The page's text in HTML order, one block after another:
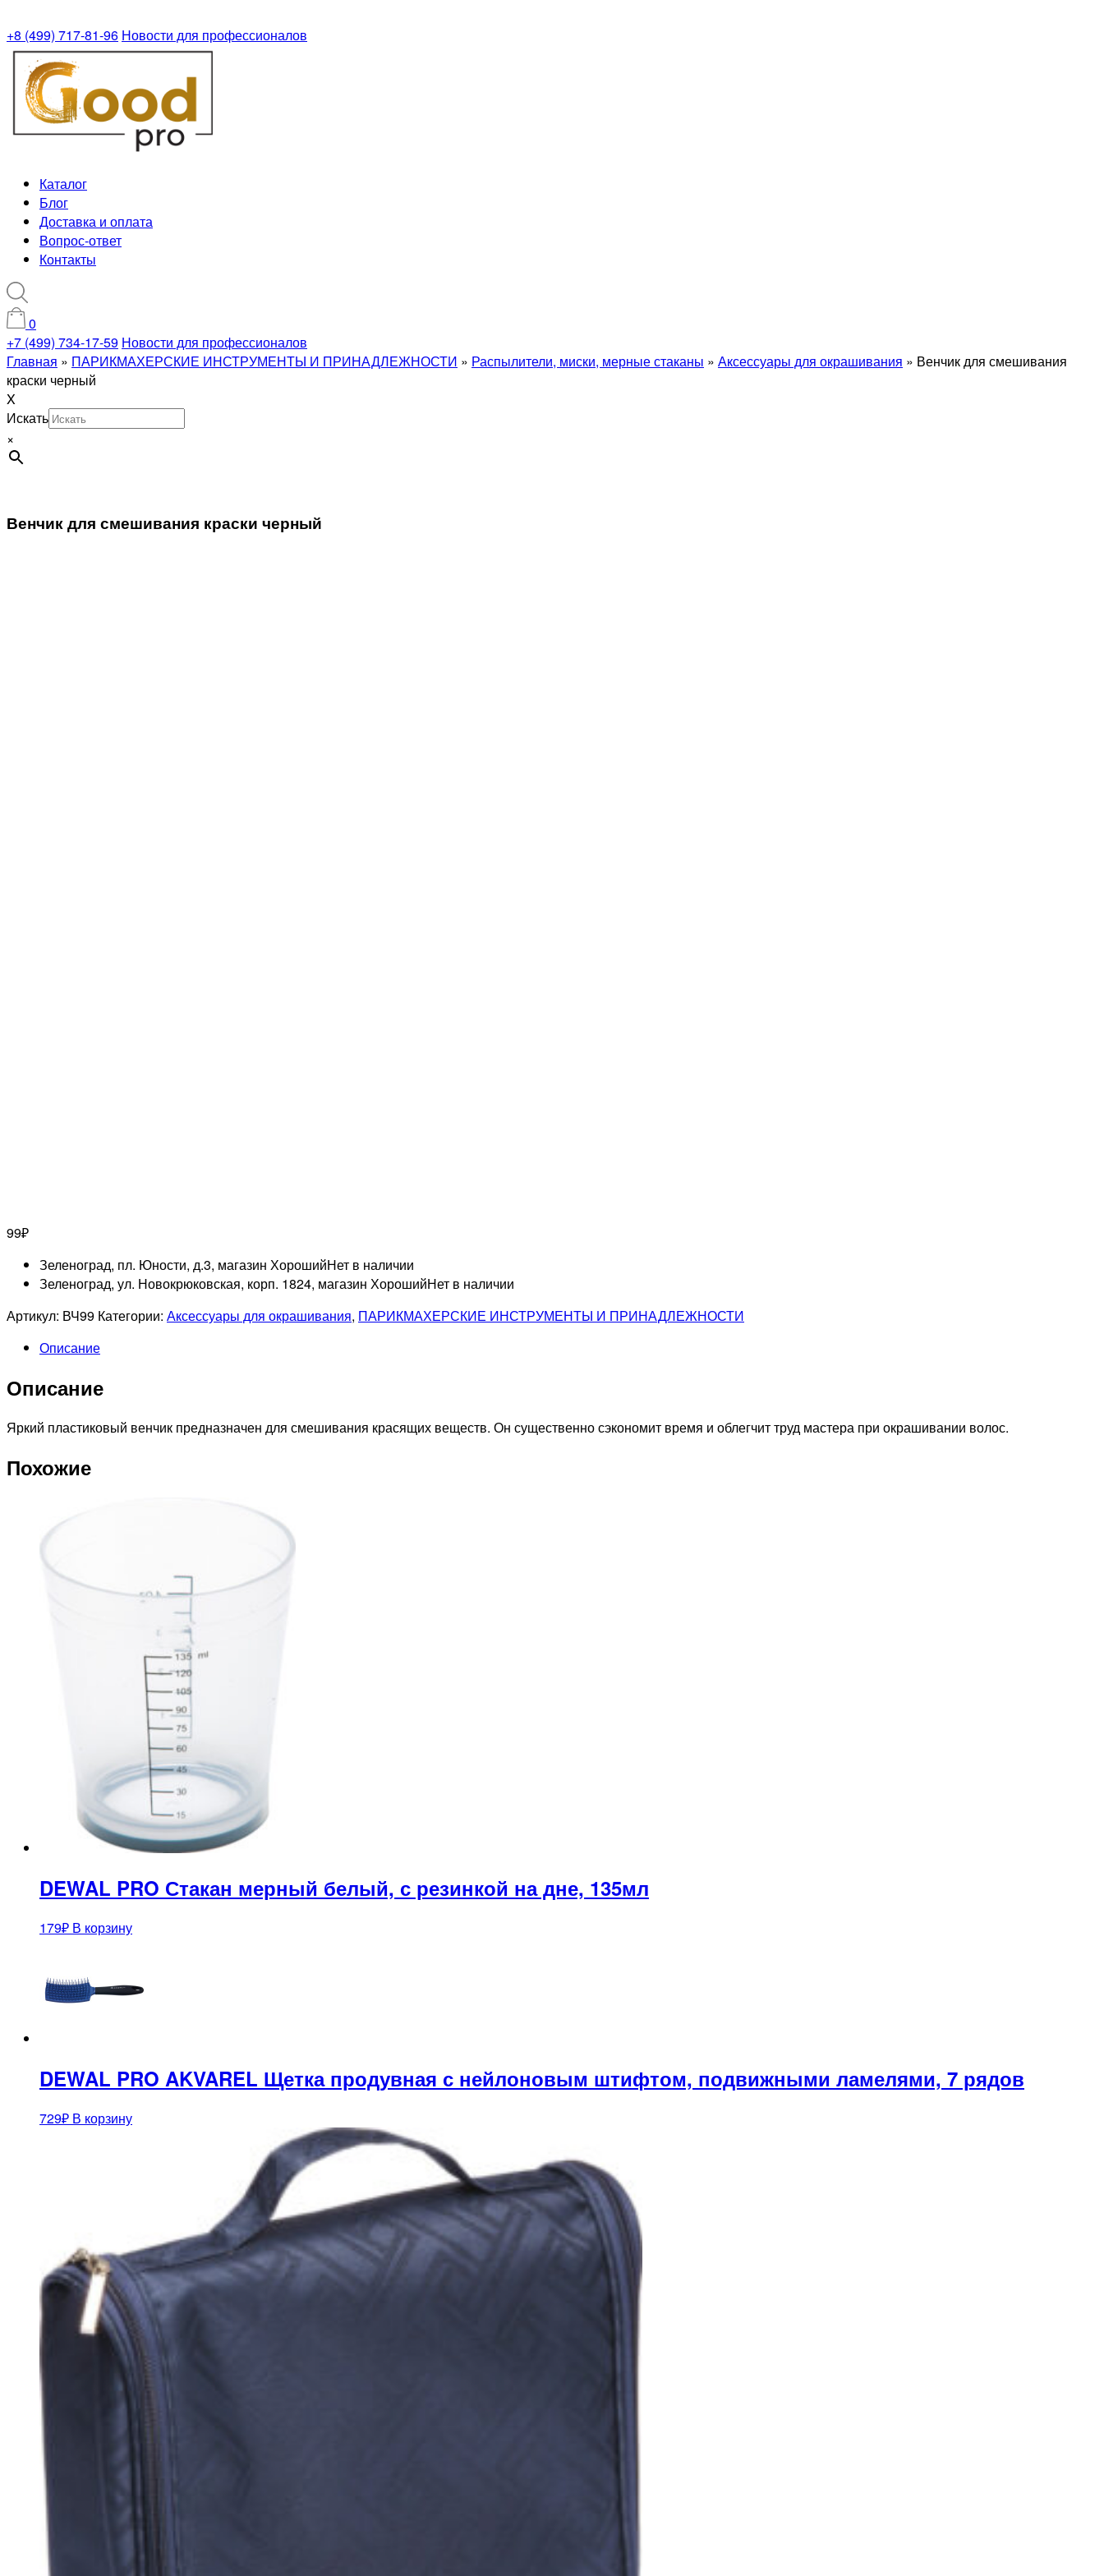
+8 (499) 717-81-96 Новости для профессионалов
Каталог
Блог
Доставка и оплата
Вопрос-ответ
Контакты
0
+7 (499) 734-17-59 Новости для профессионалов
Главная » ПАРИКМАХЕРСКИЕ ИНСТРУМЕНТЫ И ПРИНАДЛЕЖНОСТИ » Распылители, миски, мерные стаканы » Аксессуары для окрашивания » Венчик для смешивания
краски черный
X
Искать
×
Венчик для смешивания краски черный
99₽
Зеленоград, пл. Юности, д.3, магазин ХорошийНет в наличии
Зеленоград, ул. Новокрюковская, корп. 1824, магазин ХорошийНет в наличии
Артикул: ВЧ99 Категории: Аксессуары для окрашивания, ПАРИКМАХЕРСКИЕ ИНСТРУМЕНТЫ И ПРИНАДЛЕЖНОСТИ
Описание
Описание
Яркий пластиковый венчик предназначен для смешивания красящих веществ. Он существенно сэкономит время и облегчит труд мастера при окрашивании волос.
Похожие
DEWAL PRO Стакан мерный белый, с резинкой на дне, 135мл
179₽ В корзину
DEWAL PRO AKVAREL Щетка продувная с нейлоновым штифтом, подвижными ламелями, 7 рядов
729₽ В корзину